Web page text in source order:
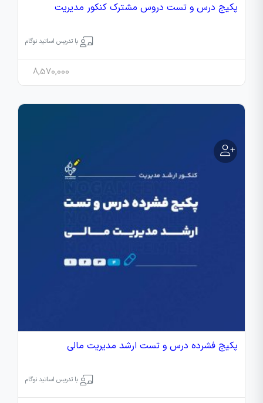
پکیج درس و تست دروس مشترک کنکور مدیریت
با تدریس اساتید نوگام
8,570,000
پکیج فشرده درس و تست ارشد مدیریت مالی
با تدریس اساتید نوگام